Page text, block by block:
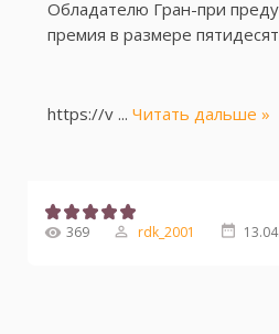
Обладателю Гран-при
премия в размере
https://v ... Читать дальше »
369 rdk_2001